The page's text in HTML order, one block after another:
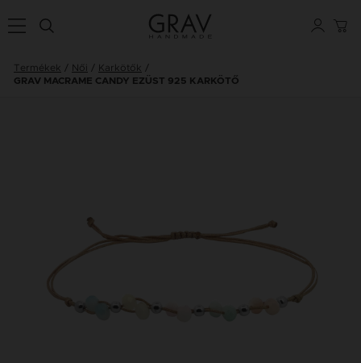
Termékek Női Karkötők
GRAV MACRAME CANDY EZÜST 925 KARKÖTŐ